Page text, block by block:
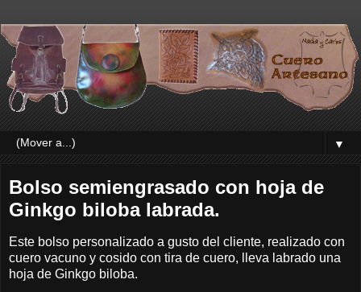
▼
Bolso semiengrasado con hoja de
Ginkgo biloba labrada.
Este bolso personalizado a gusto del cliente, realizado con
cuero vacuno y cosido con tira de cuero, lleva labrado una
hoja de Ginkgo biloba.